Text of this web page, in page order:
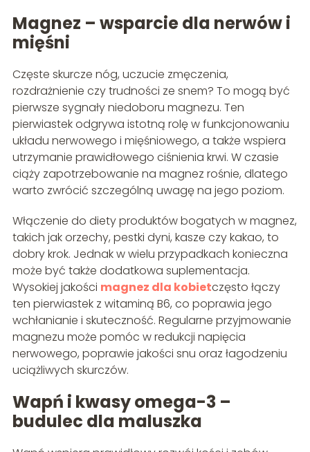
Magnez – wsparcie dla nerwów i
mięśni
Częste skurcze nóg, uczucie zmęczenia,
rozdrażnienie czy trudności ze snem? To mogą być
pierwsze sygnały niedoboru magnezu. Ten
pierwiastek odgrywa istotną rolę w funkcjonowaniu
układu nerwowego i mięśniowego, a także wspiera
utrzymanie prawidłowego ciśnienia krwi. W czasie
ciąży zapotrzebowanie na magnez rośnie, dlatego
warto zwrócić szczególną uwagę na jego poziom.
Włączenie do diety produktów bogatych w magnez,
takich jak orzechy, pestki dyni, kasze czy kakao, to
dobry krok. Jednak w wielu przypadkach konieczna
może być także dodatkowa suplementacja.
Wysokiej jakości magnez dla kobietczęsto łączy
ten pierwiastek z witaminą B6, co poprawia jego
wchłanianie i skuteczność. Regularne przyjmowanie
magnezu może pomóc w redukcji napięcia
nerwowego, poprawie jakości snu oraz łagodzeniu
uciążliwych skurczów.
Wapń i kwasy omega-3 –
budulec dla maluszka